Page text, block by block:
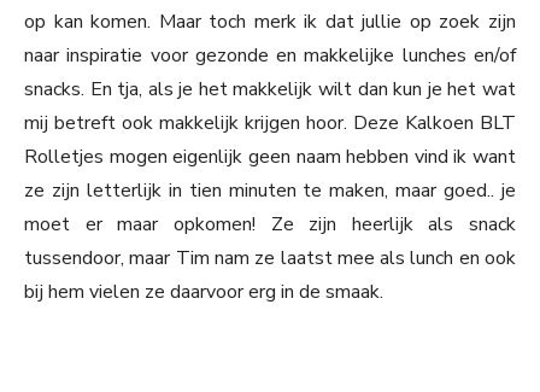
op kan komen. Maar toch merk ik dat jullie op zoek zijn
naar inspiratie voor gezonde en makkelijke lunches en/of
snacks. En tja, als je het makkelijk wilt dan kun je het wat
mij betreft ook makkelijk krijgen hoor. Deze Kalkoen BLT
Rolletjes mogen eigenlijk geen naam hebben vind ik want
ze zijn letterlijk in tien minuten te maken, maar goed.. je
moet er maar opkomen! Ze zijn heerlijk als snack
tussendoor, maar Tim nam ze laatst mee als lunch en ook
bij hem vielen ze daarvoor erg in de smaak.